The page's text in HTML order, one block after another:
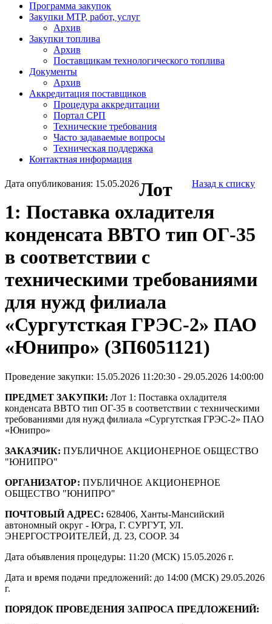
Программа закупок
Закупки МТР, работ, услуг
Архив
Закупки топлива
Архив
Поставщикам технологического топлива
Документы
Архив
Аккредитация поставщиков
Процедура аккредитации
Портал СРП
Технические требования
Часто задаваемые вопросы
Техническая поддержка
Контактная информация
Дата опубликования: 15.05.2026 Назад к списку
Лот
1: Поставка охладителя
конденсата ВВТО тип ОГ-35
в соответствии с
техническими требованиями
для нужд филиала
«Сургутсткая ГРЭС-2» ПАО
«Юнипро» (ЗП6051121)
Проведение закупки: 15.05.2026 11:20:30 - 29.05.2026 14:00:00
ПРЕДМЕТ ЗАКУПКИ: Лот 1: Поставка охладителя
конденсата ВВТО тип ОГ-35 в соответствии с техническими
требованиями для нужд филиала «Сургутсткая ГРЭС-2» ПАО
«Юнипро»
ЗАКАЗЧИК: ПУБЛИЧНОЕ АКЦИОНЕРНОЕ ОБЩЕСТВО
"ЮНИПРО"
ОРГАНИЗАТОР: ПУБЛИЧНОЕ АКЦИОНЕРНОЕ
ОБЩЕСТВО "ЮНИПРО"
ПОЧТОВЫЙ АДРЕС: 628406, Ханты-Мансийский
автономный округ - Югра, Г. СУРГУТ, УЛ.
ЭНЕРГОСТРОИТЕЛЕЙ, Д. 23, СООР. 34
Дата объявления процедуры: 11:20 (МСК) 15.05.2026 г.
Дата и время подачи предложений: до 14:00 (МСК) 29.05.2026
г.
ПОРЯДОК ПРОВЕДЕНИЯ ЗАПРОСА ПРЕДЛОЖЕНИЙ: